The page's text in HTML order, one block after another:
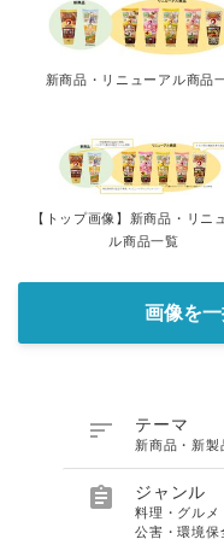
新商品・リニューアル商品
【トップ画像】新商品・リニ
ル商品一覧
画像を
 テーマ
新商品・新製
 ジャンル
料理・グルメ
公害・環境保